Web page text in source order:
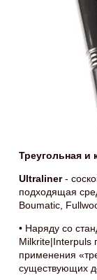
Треугольная и
Ultraliner-
подходящая
Boumatic,
• Наряду со
Milkrite|Interpuls
применения
существующих